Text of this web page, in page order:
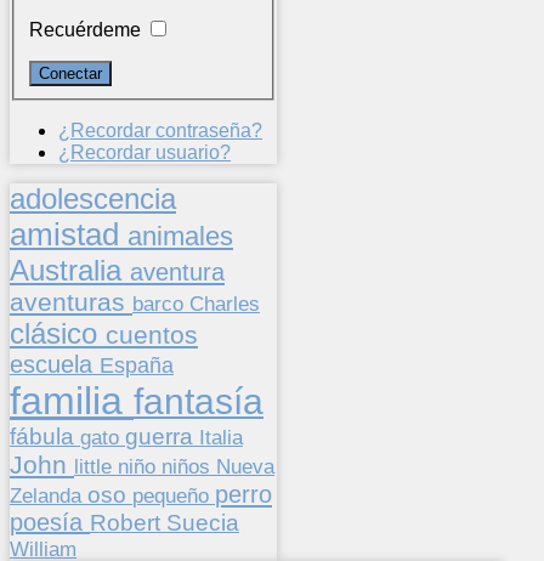
Recuérdeme
¿Recordar contraseña?
¿Recordar usuario?
adolescencia
amistad animales
Australia aventura
aventuras barco Charles
clásico cuentos
escuela España
familia fantasía
fábula gato guerra Italia
John little niño niños Nueva
Zelanda oso pequeño perro
poesía Robert Suecia
William